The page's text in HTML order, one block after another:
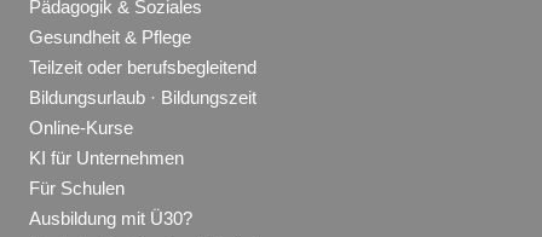
Pädagogik & Soziales
Gesundheit & Pflege
Teilzeit oder berufsbegleitend
Bildungsurlaub · Bildungszeit
Online-Kurse
KI für Unternehmen
Für Schulen
Ausbildung mit Ü30?